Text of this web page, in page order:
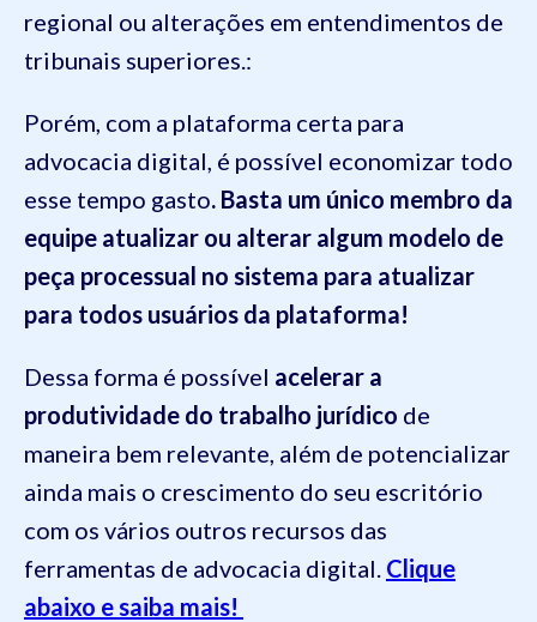
regional ou alterações em entendimentos de
tribunais superiores.:
Porém, com a plataforma certa para
advocacia digital, é possível economizar todo
esse tempo gasto. Basta um único membro da
equipe atualizar ou alterar algum modelo de
peça processual no sistema para atualizar
para todos usuários da plataforma!
Dessa forma é possível acelerar a
produtividade do trabalho jurídico de
maneira bem relevante, além de potencializar
ainda mais o crescimento do seu escritório
com os vários outros recursos das
ferramentas de advocacia digital. Clique
abaixo e saiba mais!